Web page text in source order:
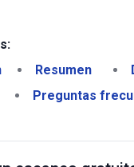
Resumen
Preguntas